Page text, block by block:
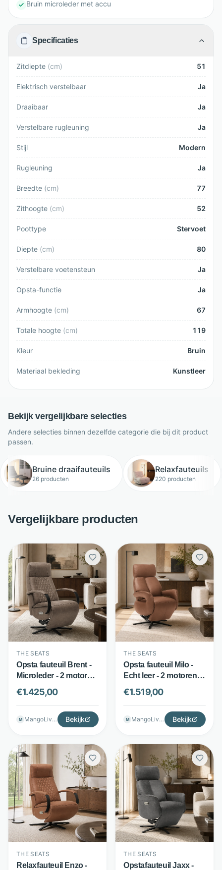
Bruin microleder met accu
Specificaties
Zitdiepte (cm) 51
Elektrisch verstelbaar Ja
Draaibaar Ja
Verstelbare rugleuning Ja
Stijl Modern
Rugleuning Ja
Breedte (cm) 77
Zithoogte (cm) 52
Poottype Stervoet
Diepte (cm) 80
Verstelbare voetensteun Ja
Opsta-functie Ja
Armhoogte (cm) 67
Totale hoogte (cm) 119
Kleur Bruin
Materiaal bekleding Kunstleer
Bekijk vergelijkbare selecties
Andere selecties binnen dezelfde categorie die bij dit product
passen.
Bruine draaifauteuils
26 producten
Relaxfauteuils
220 producten
Vergelijkbare producten
THE SEATS
Opsta fauteuil Brent -
Microleder - 2 motoren
& 360° draaibaar -
Liver - The Seats
€1.425,00
M MangoLiving Bekijk
THE SEATS
Opsta fauteuil Milo -
Echt leer - 2 motoren &
360° draaibaar -
Cognac - The Seats
€1.519,00
M MangoLiving Bekijk
THE SEATS
Relaxfauteuil Enzo -
THE SEATS
Opstafauteuil Jaxx -